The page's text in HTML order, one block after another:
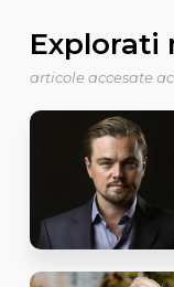
Explorati
articole accesate